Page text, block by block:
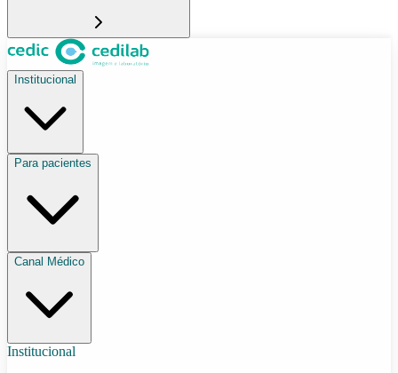
Institucional
Para pacientes
Canal Médico
Institucional